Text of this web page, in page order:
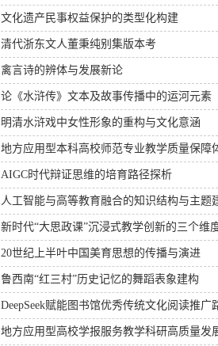
文化遗产民事权益保护的类型化构建
清代浙东文人董秉纯别集版本考
禽言诗的辨体与发展新论
论《水浒传》文本及故事传播中的运河元素
明清水浒戏中女性形象的重构与文化意涵
地方应用型本科高校师范专业教学质量保障
AIGC时代辩证思维的培育路径探析
人工智能与高等教育融合的知识结构与主题
新时代“大思政课”沉浸式教学创新的三个维
20世纪上半叶中国美育思想的传播与演进
鲁西南“红三村”历史记忆的舞蹈表象建构
DeepSeek赋能图书馆优秀传统文化阅读推广
地方应用型高校学报服务教学科研高质量发